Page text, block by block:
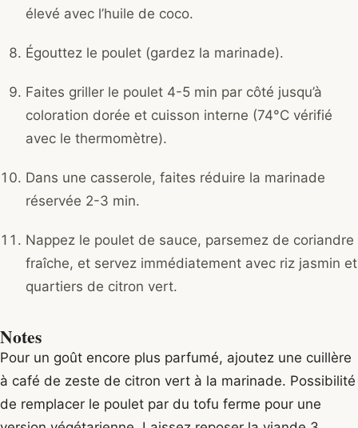
élevé avec l’huile de coco.
Égouttez le poulet (gardez la marinade).
Faites griller le poulet 4-5 min par côté jusqu’à
coloration dorée et cuisson interne (74°C vérifié
avec le thermomètre).
Dans une casserole, faites réduire la marinade
réservée 2-3 min.
Nappez le poulet de sauce, parsemez de coriandre
fraîche, et servez immédiatement avec riz jasmin et
quartiers de citron vert.
Notes
Pour un goût encore plus parfumé, ajoutez une cuillère
à café de zeste de citron vert à la marinade. Possibilité
de remplacer le poulet par du tofu ferme pour une